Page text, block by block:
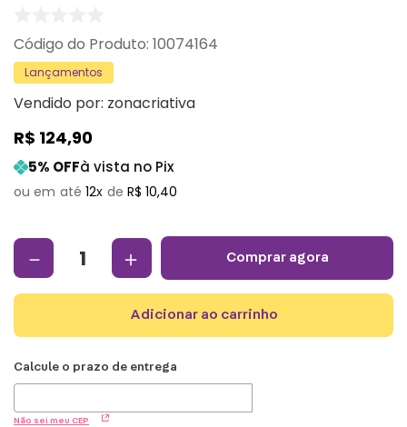
: 10074164
Lançamentos
Vendido por: zonacriativa
R$ 124,90
5% OFFà vista no Pix
12 R$ 10,40
＋
－ comprar agora
adicionar ao carrinho
Não sei meu CEP